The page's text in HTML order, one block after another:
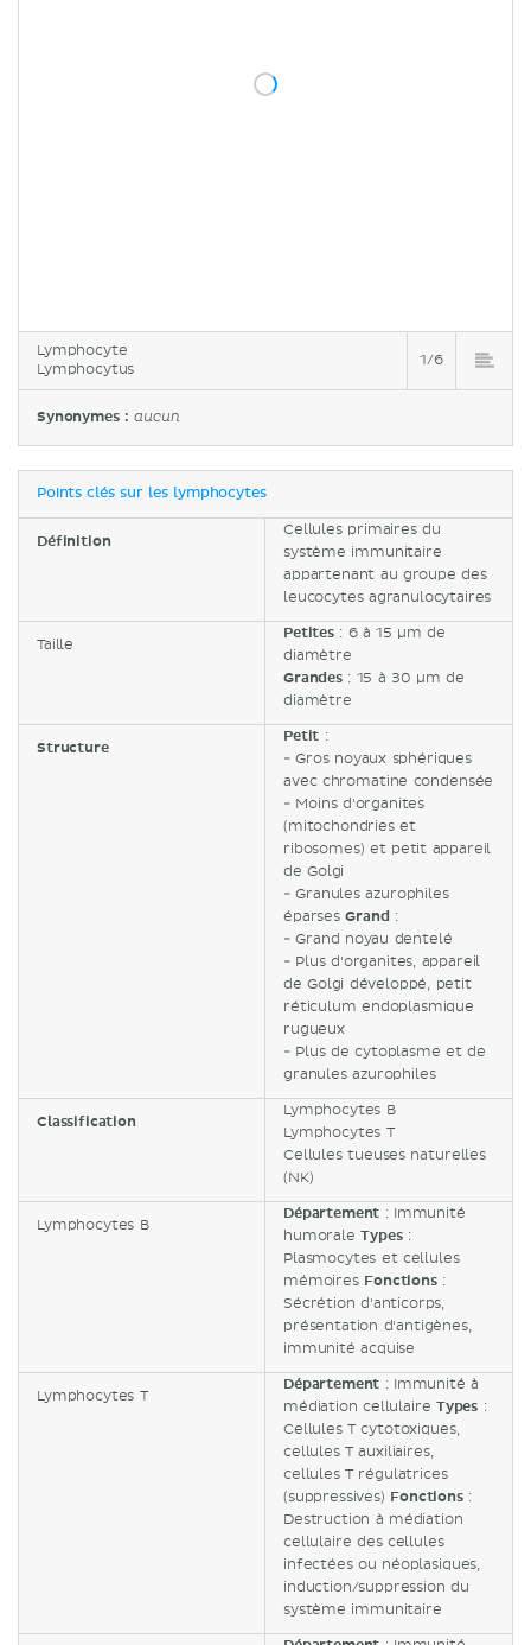
Lymphocyte
Lymphocytus
1/6
Synonymes :aucun
Points clés sur les lymphocytes
Définition
Cellules primaires du
système immunitaire
appartenant au groupe des
leucocytes agranulocytaires
Taille
Petites: 6 à 15 µm de
diamètre
Grandes: 15 à 30 µm de
diamètre
Structure
Petit :
- Gros noyaux sphériques
avec chromatine condensée
- Moins d'organites
(mitochondries et
ribosomes) et petit appareil
de Golgi
- Granules azurophiles
éparses Grand :
- Grand noyau dentelé
- Plus d'organites, appareil
de Golgi développé, petit
réticulum endoplasmique
rugueux
- Plus de cytoplasme et de
granules azurophiles
Classification
Lymphocytes B
Lymphocytes T
Cellules tueuses naturelles
(NK)
Lymphocytes B
Département : Immunité
humorale Types:
Plasmocytes et cellules
mémoires Fonctions:
Sécrétion d'anticorps,
présentation d'antigènes,
immunité acquise
Lymphocytes T
Département : Immunité à
médiation cellulaire Types :
Cellules T cytotoxiques,
cellules T auxiliaires,
cellules T régulatrices
(suppressives) Fonctions:
Destruction à médiation
cellulaire des cellules
infectées ou néoplasiques,
induction/suppression du
système immunitaire